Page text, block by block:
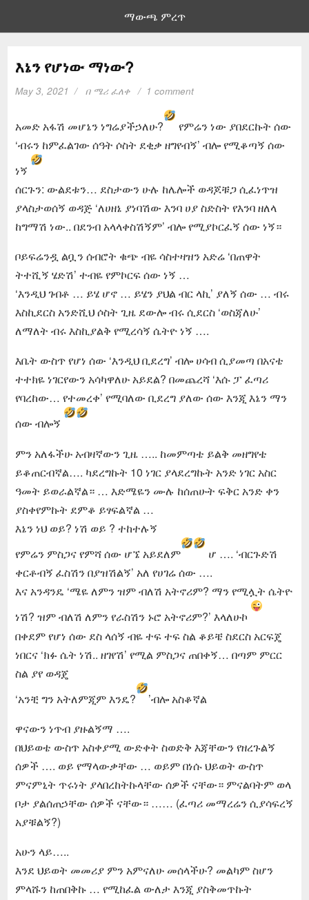
ማውጫ ምረጥ
እኔን የሆነው ማነው?
May 3, 2021 በ ሜሪ ፈለቀ 1 comment
አመድ አፋሽ መሆኔን ነግሬያችኃለሁ?
የምሬን ነው ያበደርኩት ሰው
‘ብሩን ከምፈልገው ሰዓት ሶስት ደቂቃ ዘግየብኝ’ ብሎ የሚቆጣኝ ሰው
ነኝ
ሰርጉን: ውልደቱን… ደስታውን ሁሉ ከሌሎች ወዳጆቹጋ ሲፈነጥዝ
ያላስታወሰኝ ወዳጅ ‘ለሀዘኔ ያነባሽው እንባ ሀያ ስድስት የእንባ ዘለላ
ከግማሽ ነው.. በደንብ አላላቀስሽኝም’ ብሎ የሚያኮርፈኝ ሰው ነኝ።
ቦይፍሬንዷ ልቧን ሰብሮት ቁጭ ብዬ ሳስተዛዝን አድሬ ‘በጠዋት
ትተሺኝ ሄድሽ’ ተብዬ የምኮርፍ ሰው ነኝ …
‘እንዲህ ገብቶ … ይሄ ሆኖ … ይሄን ያህል ብር ላኪ’ ያለኝ ሰው … ብሩ
እስኪደርስ አንድሺህ ሶስት ጊዜ ደውሎ ብሩ ሲደርስ ‘ወስጃለሁ’
ለማለት ብሩ እስኪያልቅ የሚረሳኝ ሴትዮ ነኝ ….
እቤት ውስጥ የሆነ ሰው ‘እንዲህ ቢደረግ’ ብሎ ሀሳብ ሲያመጣ በአናቴ
ተተክዬ ነገርየውን አሳካዋለሁ አይደል? በመጨረሻ ‘እሱ ፓ ፈጣሪ
የባረከው… የተመረቀ’ የሚባለው ቢደረግ ያለው ሰው እንጂ እኔን ማን
ሰው ብሎኝ
ምን አለፋችሁ አብዛኛውን ጊዜ ….. ከመምጣቴ ይልቅ መዘግየቴ
ይቆጠርብኛል…. ካደረግኩት 10 ነገር ያላደረግኩት አንድ ነገር አስር
ዓመት ይወራልኛል። … እድሜዬን ሙሉ ከሰጠሁት ፍቅር አንድ ቀን
ያስቀየምኩት ደምቆ ይፃፍልኛል …
እኔን ነህ ወይ? ነሽ ወይ ? ተከተሉኝ
የምሬን ምስጋና የምሻ ሰው ሆኜ አይደለም
ሆ …. ‘ብርጉድሽ
ቀርቶብኝ ፈስሽን በያዝሽልኝ’ አለ የሀገሬ ሰው ….
እና አንዳንዴ ‘ሜዬ ለምን ዝም ብለሽ አትኖሪም? ማን የሚሏት ሴትዮ
ነሽ? ዝም ብለሽ ለምን የራስሽን ኑሮ አትኖሪም?’ እላለሁኮ
በቀደም የሆነ ሰው ደስ ላሰኝ ብዬ ተፍ ተፍ ስል ቆይቼ ስደርስ አርፍጄ
ነበርና ‘ክፉ ሴት ነሽ.. ዘገየሽ’ የሚል ምስጋና ጠበቀኝ… በጣም ምርር
ስል ያየ ወዳጄ
‘አንቺ ግን አትለምጂም እንዴ?
’ብሎ አስቆኛል
ዋናውን ነጥብ ያዙልኝማ ….
በህይወቴ ውስጥ አስቀያሚ ውድቀት ስወድቅ እጃቸውን የዘረጉልኝ
ሰዎች …. ወይ የማላውቃቸው … ወይም በነሱ ህይወት ውስጥ
ምናምኒት ጥሩነት ያላበረከትኩላቸው ሰዎች ናቸው። ምናልባትም ወላ
ቦታ ያልሰጠኃቸው ሰዎች ናቸው። …… (ፈጣሪ መማረሬን ሲያሳፍረኝ
አያቹልኝ?)
አሁን ላይ…..
እንደ ህይወት መመሪያ ምን አምናለሁ መሰላችሁ? መልካም ስሆን
ምላሹን ከጠበቅኩ … የሚከፈል ውለታ እንጂ ያስቅመጥኩት